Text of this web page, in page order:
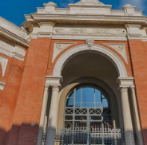
di Ravenna